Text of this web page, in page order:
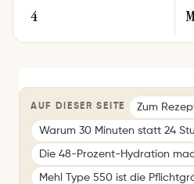
4
AUF DIESER SEITE Zum
Warum 30 Minuten statt 24
Die 48-Prozent-Hydration
Mehl Type 550 ist die